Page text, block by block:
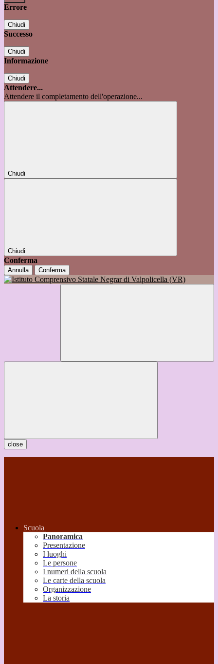
Errore
Chiudi
Successo
Chiudi
Informazione
Chiudi
Attendere...
Attendere il completamento dell'operazione...
Chiudi
Chiudi
Conferma
Annulla Conferma
close
Scuola
Panoramica
Presentazione
I luoghi
Le persone
I numeri della scuola
Le carte della scuola
Organizzazione
La storia